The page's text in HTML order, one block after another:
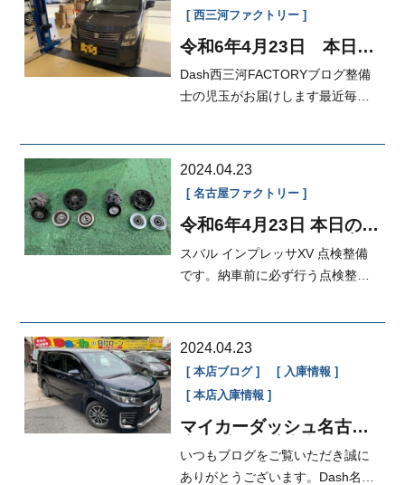
西三河ファクトリー
令和6年4月23日 本日の
Dash西三河FACTORYブログ整備
士の児玉がお届けします最近毎日
2024.04.23
名古屋ファクトリー
令和6年4月23日 本日の
リー交換
スバル インプレッサXV 点検整備
です。納車前に必ず行う点検整備
2024.04.23
本店ブログ
入庫情報
本店入庫情報
マイカーダッシュ名古屋
いつもブログをご覧いただき誠に
ありがとうございます。Dash名古